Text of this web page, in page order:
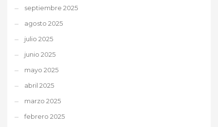
septiembre 2025
agosto 2025
julio 2025
junio 2025
mayo 2025
abril 2025
marzo 2025
febrero 2025